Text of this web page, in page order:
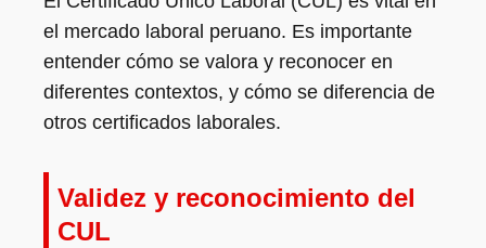
el mercado laboral peruano. Es importante
entender cómo se valora y reconocer en
diferentes contextos, y cómo se diferencia de
otros certificados laborales.
Validez y reconocimiento del
CUL